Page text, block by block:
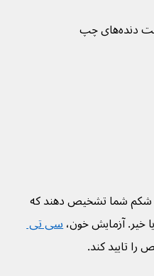
چپ
با لمس شکم شما تشخیص دهند که
خیر. آزمایش خون، سی تی